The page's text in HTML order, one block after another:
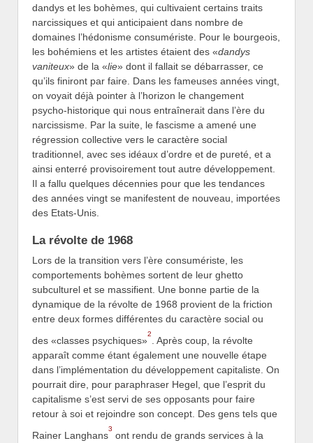
dandys et les bohèmes, qui cultivaient certains traits
narcissiques et qui anticipaient dans nombre de
domaines l’hédonisme consumériste. Pour le bourgeois,
les bohémiens et les artistes étaient des «dandys
vaniteux» de la «lie» dont il fallait se débarrasser, ce
qu’ils finiront par faire. Dans les fameuses années vingt,
on voyait déjà pointer à l’horizon le changement
psycho-historique qui nous entraînerait dans l’ère du
narcissisme. Par la suite, le fascisme a amené une
régression collective vers le caractère social
traditionnel, avec ses idéaux d’ordre et de pureté, et a
ainsi enterré provisoirement tout autre développement.
Il a fallu quelques décennies pour que les tendances
des années vingt se manifestent de nouveau, importées
des Etats-Unis.
La révolte de 1968
Lors de la transition vers l’ère consumériste, les
comportements bohèmes sortent de leur ghetto
subculturel et se massifient. Une bonne partie de la
dynamique de la révolte de 1968 provient de la friction
entre deux formes différentes du caractère social ou
des «classes psychiques»
2
. Après coup, la révolte
apparaît comme étant également une nouvelle étape
dans l’implémentation du développement capitaliste. On
pourrait dire, pour paraphraser Hegel, que l’esprit du
capitalisme s’est servi de ses opposants pour faire
retour à soi et rejoindre son concept. Des gens tels que
Rainer Langhans
3
ont rendu de grands services à la